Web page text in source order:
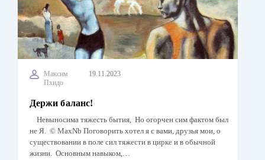
Максим
Пхидо
19.11.2023
Держи баланс!
Невыносима тяжесть бытия, Но огорчен сим фактом был
не Я. © MaxNb Поговорить хотел я с вами, друзья мои, о
существовании в поле сил тяжести в цирке и в обычной
жизни. Основным навыком,…